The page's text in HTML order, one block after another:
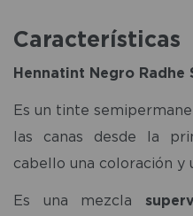
Características
Hennatint Negro Radhe
Es un tinte
las canas desde la
cabello una coloración y
Es una mezcla